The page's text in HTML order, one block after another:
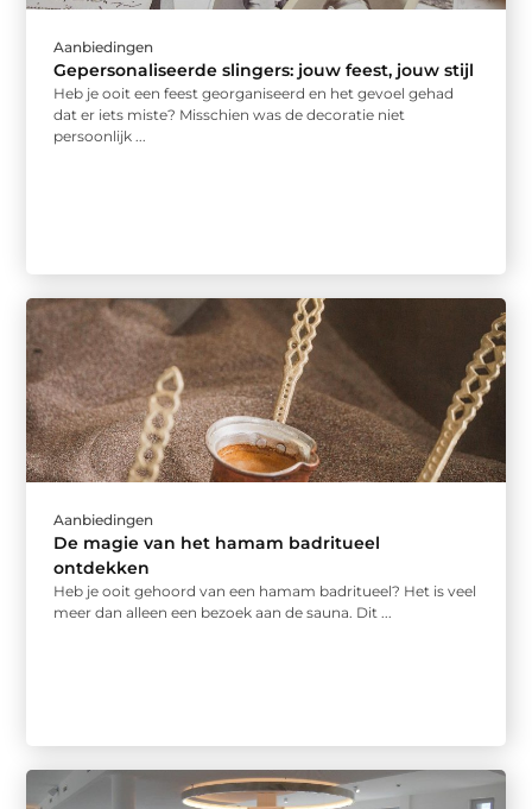
Aanbiedingen
Gepersonaliseerde slingers: jouw feest, jouw stijl
Heb je ooit een feest georganiseerd en het gevoel gehad
dat er iets miste? Misschien was de decoratie niet
persoonlijk ...
Aanbiedingen
De magie van het hamam badritueel
ontdekken
Heb je ooit gehoord van een hamam badritueel? Het is veel
meer dan alleen een bezoek aan de sauna. Dit ...